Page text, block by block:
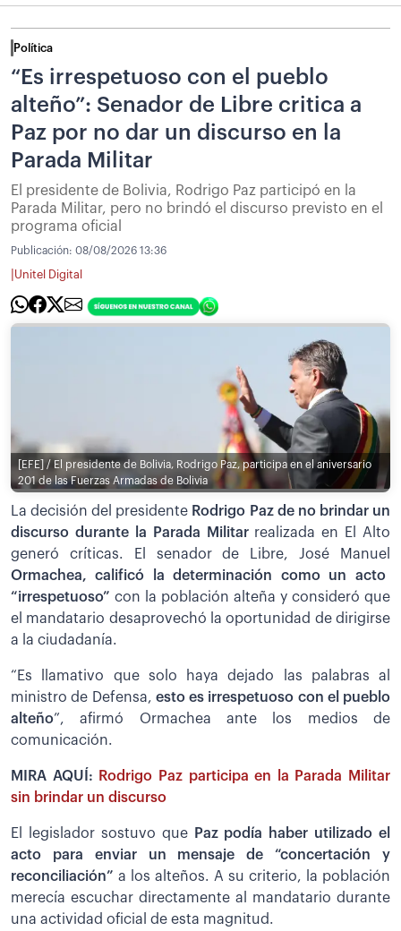
Política
“Es irrespetuoso con el pueblo
alteño”: Senador de Libre critica a
Paz por no dar un discurso en la
Parada Militar
El presidente de Bolivia, Rodrigo Paz participó en la
Parada Militar, pero no brindó el discurso previsto en el
programa oficial
Publicación: 08/08/2026 13:36
Unitel Digital
[EFE] / El presidente de Bolivia, Rodrigo Paz, participa en el aniversario
201 de las Fuerzas Armadas de Bolivia
La decisión del presidente Rodrigo Paz de no brindar un
discurso durante la Parada Militar realizada en El Alto
generó críticas. El senador de Libre, José Manuel
Ormachea, calificó la determinación como un acto
“irrespetuoso” con la población alteña y consideró que
el mandatario desaprovechó la oportunidad de dirigirse
a la ciudadanía.
“Es llamativo que solo haya dejado las palabras al
ministro de Defensa, esto es irrespetuoso con el pueblo
alteño”, afirmó Ormachea ante los medios de
comunicación.
MIRA AQUÍ:
Rodrigo Paz participa en la Parada Militar
sin brindar un discurso
El legislador sostuvo que
Paz podía haber utilizado el
acto para enviar un mensaje de “concertación y
reconciliación” a los alteños. A su criterio, la población
merecía escuchar directamente al mandatario durante
una actividad oficial de esta magnitud.